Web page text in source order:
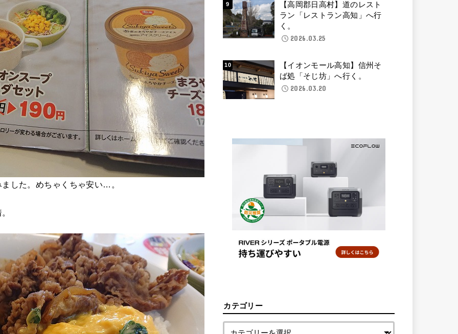
した。めちゃくちゃ安い…。
【高岡郡日高村】道のレスト
ラン「レストラン高知」へ行
く。
2026.03.25
【イオンモール高知】信州そ
ば処「そじ坊」へ行く。
2026.03.20
カテゴリー